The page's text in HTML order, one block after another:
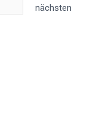
nächsten